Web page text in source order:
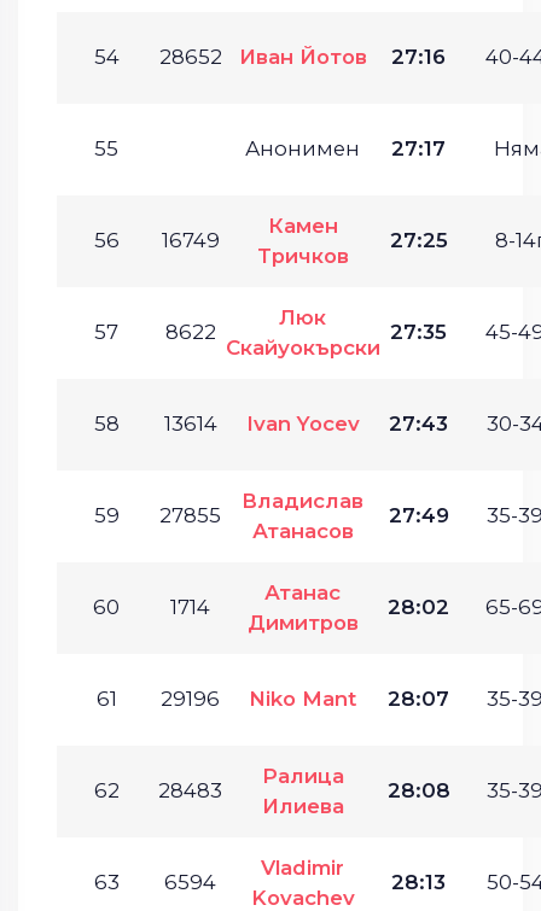
54 28652 Иван Йотов 27:16 40-
55 Анонимен 27:17
56 16749
Камен
Тричков
27:25 8-
57 8622
Люк
Скайуокърски
27:35 45-
58 13614 Ivan Yocev 27:43 30-
59 27855
Владислав
Атанасов
27:49 35-
60 1714
Атанас
Димитров
28:02 65-
61 29196 Niko Mant 28:07 35-
62 28483
Ралица
Илиева
28:08 35-
63 6594
Vladimir
Kovachev
28:13 50-